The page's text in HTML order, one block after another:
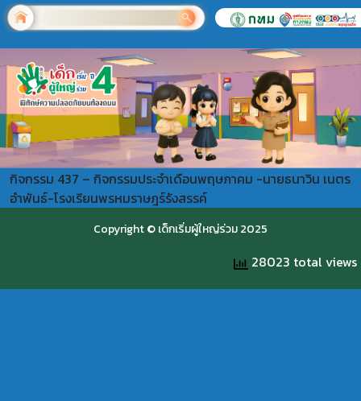
กิจกรรม 437 – กิจกรรมประจำเดือนพฤษภาคม -นายธนาวิน เนตร
อำพันธ์-โรงเรียนพรหมราษฎร์รังสรรค์
Copyright © เด็กเริ่มผู้ใหญ่ร่วม 2025
28023 total views